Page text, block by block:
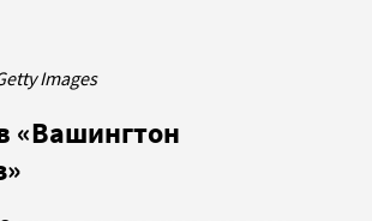
Images
«Вашингтон